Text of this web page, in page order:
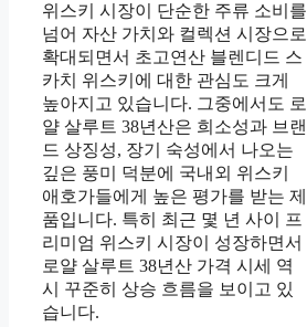
위스키 시장이 단순한 주류 소비를
넘어 자산 가치와 컬렉션 시장으로
확대되면서 초고연산 블렌디드 스
카치 위스키에 대한 관심도 크게
높아지고 있습니다. 그중에서도 로
얄 살루트 38년산은 희소성과 브랜
드 상징성, 장기 숙성에서 나오는
깊은 풍미 덕분에 국내외 위스키
애호가들에게 높은 평가를 받는 제
품입니다. 특히 최근 몇 년 사이 프
리미엄 위스키 시장이 성장하면서
로얄 살루트 38년산 가격 시세 역
시 꾸준히 상승 흐름을 보이고 있
습니다.